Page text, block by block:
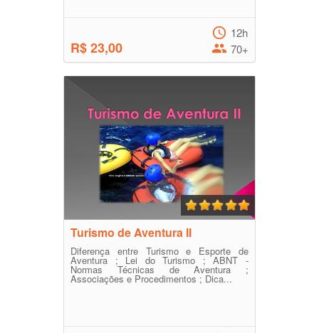
R$ 23,00
12h
70+
Turismo de Aventura II
Diferença entre Turismo e Esporte de
Aventura ; Lei do Turismo ; ABNT -
Normas Técnicas de Aventura ;
Associações e Procedimentos ; Dica...